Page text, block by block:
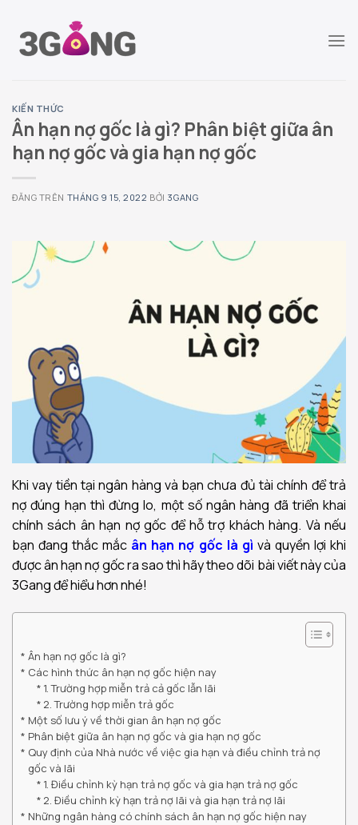
đến
KIẾN THỨC
Ân hạn nợ gốc là gì? Phân biệt giữa ân
hạn nợ gốc và gia hạn nợ gốc
ĐĂNG TRÊN THÁNG 9 15, 2022 BỞI 3GANG
Khi vay tiền tại ngân hàng và bạn chưa đủ tài chính để trả
nợ đúng hạn thì đừng lo, một số ngân hàng đã triển khai
chính sách ân hạn nợ gốc để hỗ trợ khách hàng. Và nếu
bạn đang thắc mắc ân hạn nợ gốc là gì và quyền lợi khi
được ân hạn nợ gốc ra sao thì hãy theo dõi bài viết này của
3Gang để hiểu hơn nhé!
Ân hạn nợ gốc là gì?
Các hình thức ân hạn nợ gốc hiện nay
1. Trường hợp miễn trả cả gốc lẫn lãi
2. Trường hợp miễn trả gốc
Một số lưu ý về thời gian ân hạn nợ gốc
Phân biệt giữa ân hạn nợ gốc và gia hạn nợ gốc
Quy định của Nhà nước về việc gia hạn và điều chỉnh trả nợ
gốc và lãi
1. Điều chỉnh kỳ hạn trả nợ gốc và gia hạn trả nợ gốc
2. Điều chỉnh kỳ hạn trả nợ lãi và gia hạn trả nợ lãi
Những ngân hàng có chính sách ân hạn nợ gốc hiện nay